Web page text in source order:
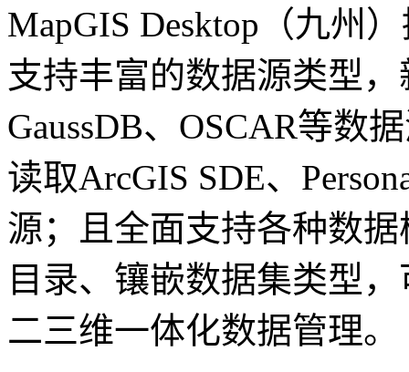
MapGIS Desktop（九州
支持丰富的数据源类型
GaussDB、OSCAR等数
读取ArcGIS SDE、
源；且全面支持各种数
目录、镶嵌数据集类型
二三维一体化数据管理。